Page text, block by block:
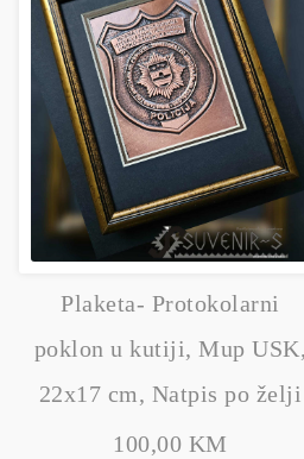
Plaketa- Protokolarni
poklon u kutiji, Mup USK,
22x17 cm, Natpis po želji
100,00 KM